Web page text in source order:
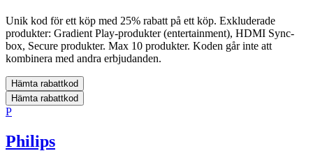
Unik kod för ett köp med 25% rabatt på ett köp. Exkluderade
produkter: Gradient Play-produkter (entertainment), HDMI Sync-
box, Secure produkter. Max 10 produkter. Koden går inte att
kombinera med andra erbjudanden.
Hämta rabattkod
Hämta rabattkod
P
Philips